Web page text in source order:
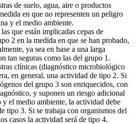
de suelo, agua, aire o productos
en que no representen un peligro
y el medio ambiente.
que están implicadas cepas de
2 en la medida en que se han probado,
ya sea en base a una larga
tan seguras como las del grupo 1.
clínicas (diagnóstico microbiológico
en general, una actividad de tipo 2. Si
del grupo 3 son enriquecidos, con
y suponen un riesgo adicional
y el medio ambiente, la actividad debe
tipo 3. Si se trabaja con organismos del
casos la actividad será de tipo 4.